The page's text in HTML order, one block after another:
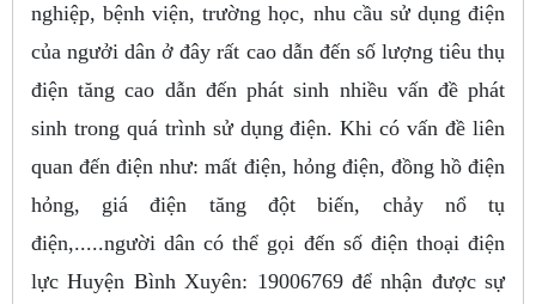
nghiệp, bệnh viện, trường học, nhu cầu sử dụng điện
của ngưởi dân ở đây rất cao dẫn đến số lượng tiêu thụ
điện tăng cao dẫn đến phát sinh nhiều vấn đề phát
sinh trong quá trình sử dụng điện. Khi có vấn đề liên
quan đến điện như: mất điện, hỏng điện, đồng hồ điện
hỏng, giá điện tăng đột biến, chảy nổ tụ
điện,.....người dân có thể gọi đến số điện thoại điện
lực Huyện Bình Xuyên: 19006769 để nhận được sự